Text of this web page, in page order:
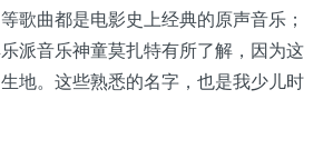
歌曲都是电影史上经典的原声音乐；
派音乐神童莫扎特有所了解，因为这
地。这些熟悉的名字，也是我少儿时